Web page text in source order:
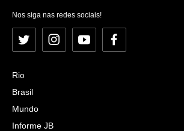
Nos siga nas redes sociais!
Twitter InstagramYouTubeFacebook
Rio
Brasil
Mundo
Informe JB